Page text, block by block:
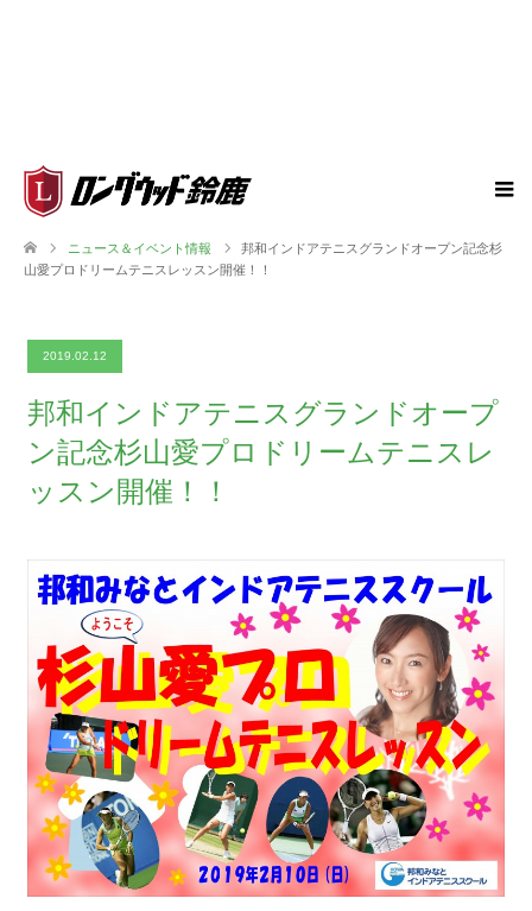
ニュース＆イベント情報
邦和インドアテニスグランドオープン記念杉
山愛プロドリームテニスレッスン開催！！
2019.02.12
邦和インドアテニスグランドオープ
ン記念杉山愛プロドリームテニスレ
ッスン開催！！